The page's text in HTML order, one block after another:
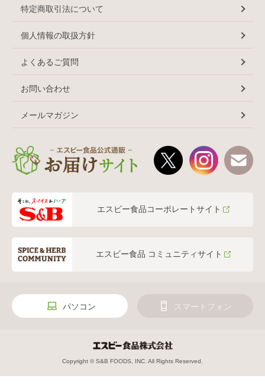
特定商取引法について
個人情報の取扱方針
よくあるご質問
お問い合わせ
メールマガジン
エスビー食品コーポレートサイト
エスビー食品 コミュニティサイト
パソコン スマートフォン
Copyright © S&B FOODS, INC. All Rights Reserved.